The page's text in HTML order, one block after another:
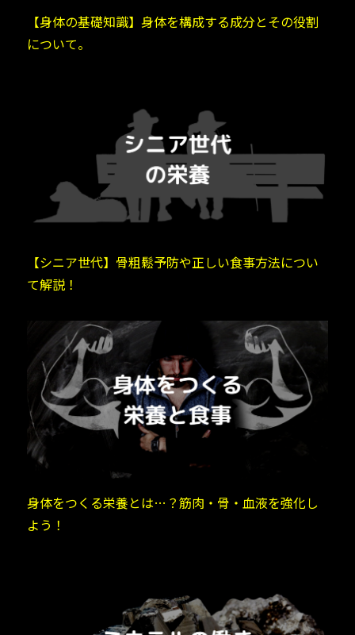
【身体の基礎知識】身体を構成する成分とその役割
について。
【シニア世代】骨粗鬆予防や正しい食事方法につい
て解説！
身体をつくる栄養とは…？筋肉・骨・血液を強化し
よう！